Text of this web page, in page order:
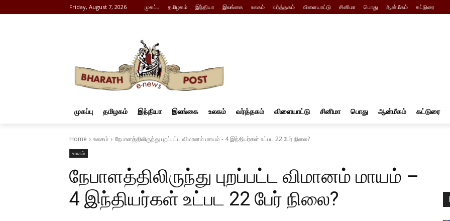
Friday, August 7, 2026 முகப்பு தமிழகம் இந்தியா இலங்கை உலகம் வர்த்தகம் விளையாட்டு சினிமா பொது ஆன்மீகம் கட்டுரை
முகப்பு தமிழகம் இந்தியா இலங்கை உலகம் வர்த்தகம் விளையாட்டு சினிமா பொது ஆன்மீகம் கட்டுரை
Home உலகம் நேபாளத்திலிருந்து புறப்பட்ட விமானம் மாயம் - 4 இந்தியர்கள் உட்பட 22 பேர் நிலை?
உலகம்
நேபாளத்திலிருந்து புறப்பட்ட விமானம் மாயம் –
4 இந்தியர்கள் உட்பட 22 பேர் நிலை?